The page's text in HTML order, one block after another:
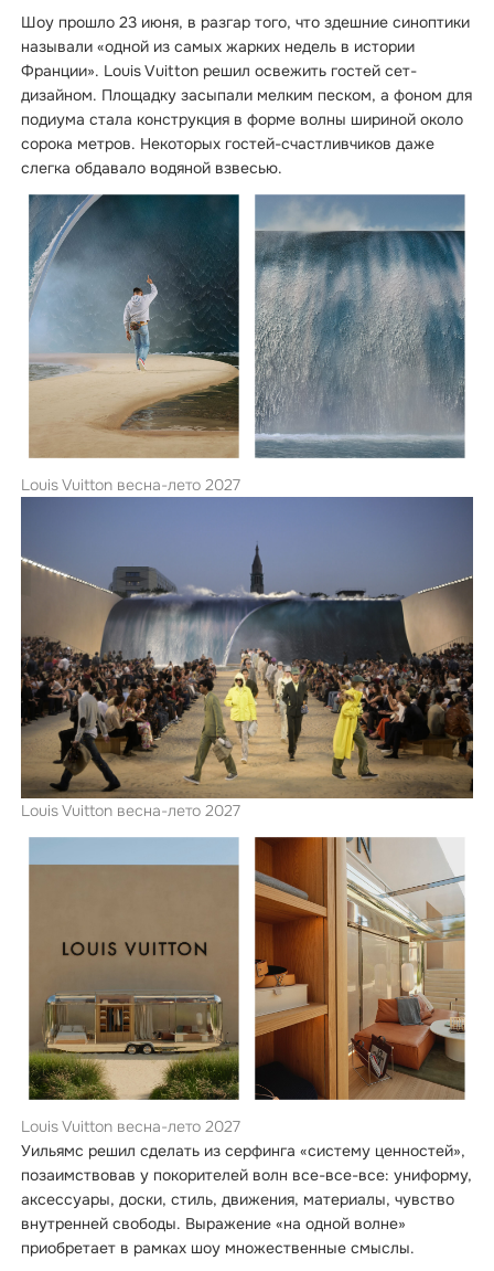
Шоу прошло 23 июня, в разгар того, что здешние синоптики
называли «одной из самых жарких недель в истории
Франции». Louis Vuitton решил освежить гостей сет-
дизайном. Площадку засыпали мелким песком, а фоном для
подиума стала конструкция в форме волны шириной около
сорока метров. Некоторых гостей-счастливчиков даже
слегка обдавало водяной взвесью.
Louis Vuitton весна-лето 2027
Louis Vuitton весна-лето 2027
Louis Vuitton весна-лето 2027
Уильямс решил сделать из серфинга «систему ценностей»,
позаимствовав у покорителей волн все-все-все: униформу,
аксессуары, доски, стиль, движения, материалы, чувство
внутренней свободы. Выражение «на одной волне»
приобретает в рамках шоу множественные смыслы.